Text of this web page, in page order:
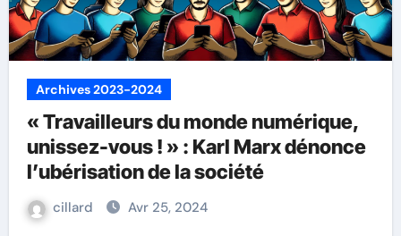
Archives 2023-2024
« Travailleurs du monde numérique,
unissez-vous ! » : Karl Marx dénonce
l’ubérisation de la société
cillard Avr 25, 2024